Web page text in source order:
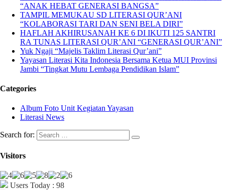
“ANAK HEBAT GENERASI BANGSA”
TAMPIL MEMUKAU SD LITERASI QUR’ANI
“KOLABORASI TARI DAN SENI BELA DIRI”
HAFLAH AKHIRUSANAH KE 6 DI IKUTI 125 SANTRI
RA TUNAS LITERASI QUR’ANI “GENERASI QUR’ANI”
Yuk Ngaji “Majelis Taklim Literasi Qur’ani”
Yayasan Literasi Kita Indonesia Bersama Ketua MUI Provinsi
Jambi “Tingkat Mutu Lembaga Pendidikan Islam”
Categories
Album Foto Unit Kegiatan Yayasan
Literasi News
Search for:
Visitors
Users Today : 98